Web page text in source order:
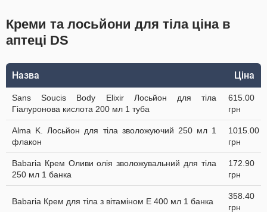
Креми та лосьйони для тіла ціна в
аптеці DS
Назва Ціна
Sans Soucis Body Elixir Лосьйон для тіла
Гіалуронова кислота 200 мл 1 туба
615.00
грн
Alma K. Лосьйон для тіла зволожуючий 250 мл 1
флакон
1015.00
грн
Babaria Крем Оливи олія зволожувальний для тіла
250 мл 1 банка
172.90
грн
Babaria Крем для тіла з вітаміном Е 400 мл 1 банка
358.40
грн